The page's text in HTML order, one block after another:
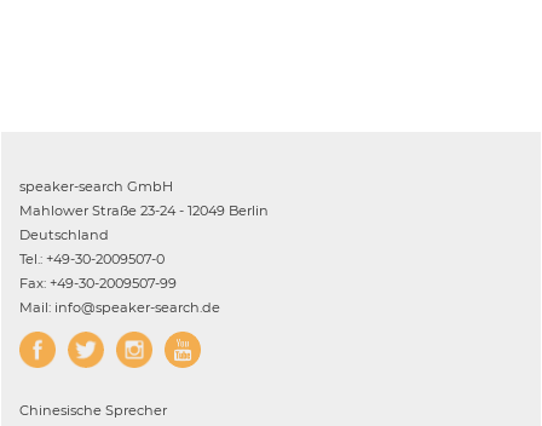
speaker-search GmbH
Mahlower Straße 23-24 - 12049 Berlin
Deutschland
Tel.: +49-30-2009507-0
Fax: +49-30-2009507-99
Mail: info@speaker-search.de
Chinesische Sprecher